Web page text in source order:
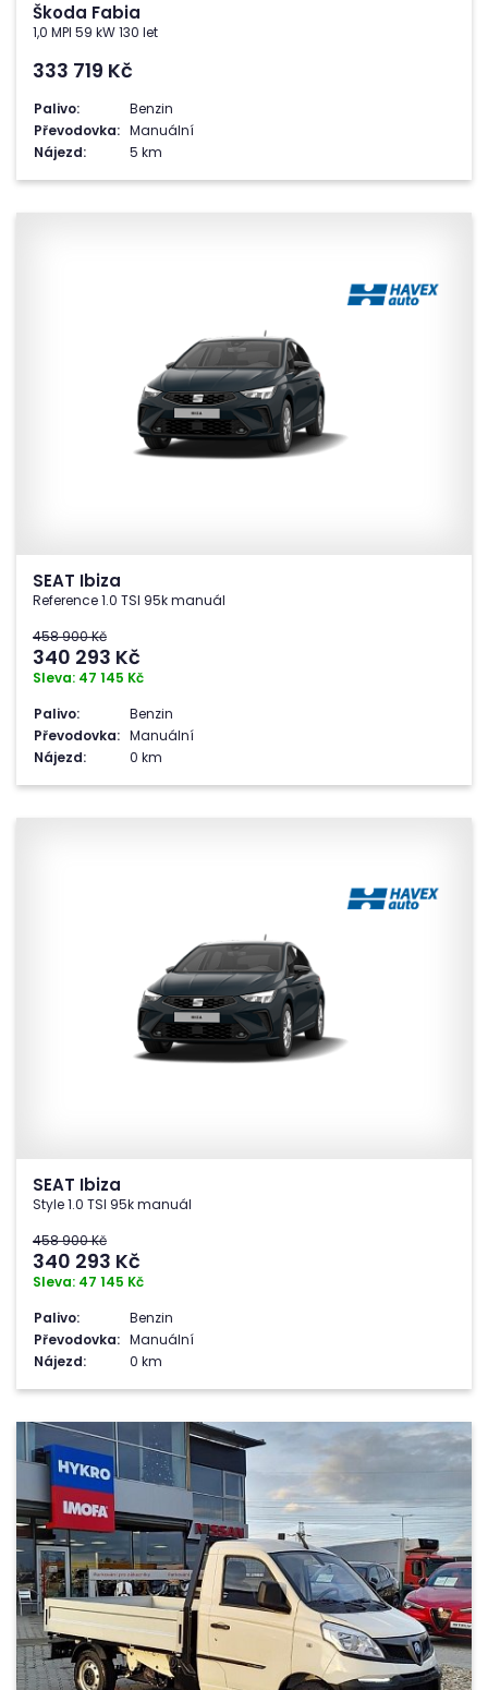
Škoda Fabia
1,0 MPI 59 kW 130 let
333 719 Kč
Palivo:
Benzin
Převodovka: Manuální
Nájezd:
5 km
SEAT Ibiza
Reference 1.0 TSI 95k manuál
458 900 Kč
340 293 Kč
Sleva: 47 145 Kč
Palivo:
Benzin
Převodovka: Manuální
Nájezd:
0 km
SEAT Ibiza
Style 1.0 TSI 95k manuál
458 900 Kč
340 293 Kč
Sleva: 47 145 Kč
Palivo:
Benzin
Převodovka: Manuální
Nájezd:
0 km